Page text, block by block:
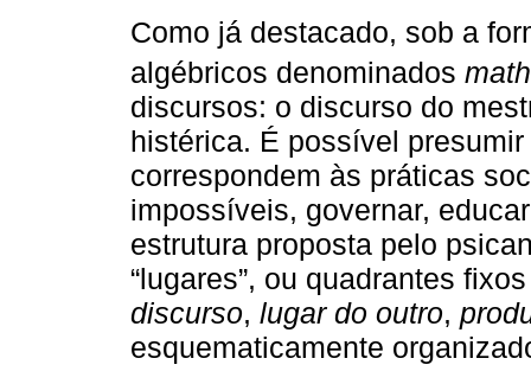
Como já destacado, sob a
algébricos denominados
discursos: o discurso do
histérica. É possível
correspondem às práticas
impossíveis, governar,
estrutura proposta pelo
“lugares”, ou quadrantes
discurso, lugar do outro,
esquematicamente